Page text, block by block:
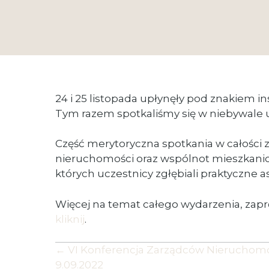
24 i 25 listopada upłynęły pod znakiem
Tym razem spotkaliśmy się w
Część merytoryczna spotkania w
nieruchomości oraz wspólnot
których uczestnicy zgłębiali praktyczne
Więcej na temat całego wydarzenia,
kliknij.
Posts
← VI Konferencja Zarządców
9.09.2022